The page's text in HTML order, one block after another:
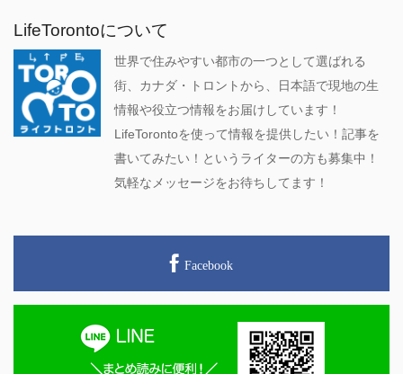
LifeTorontoについて
世界で住みやすい都市の一つとして選ばれる
街、カナダ・トロントから、日本語で現地の生
情報や役立つ情報をお届けしています！
LifeTorontoを使って情報を提供したい！記事を
書いてみたい！というライターの方も募集中！
気軽なメッセージをお待ちしてます！
Facebook